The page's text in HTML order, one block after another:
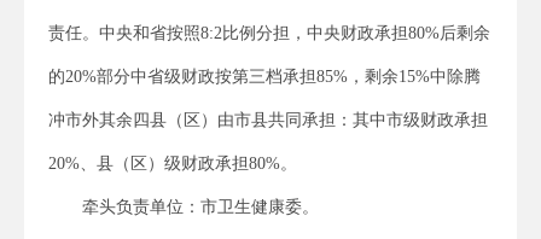
责任。中央和省按照8:2比例分担，中央财政承担80%后剩余
的20%部分中省级财政按第三档承担85%，剩余15%中除腾
冲市外其余四县（区）由市县共同承担：其中市级财政承担
20%、县（区）级财政承担80%。
牵头负责单位：市卫生健康委。